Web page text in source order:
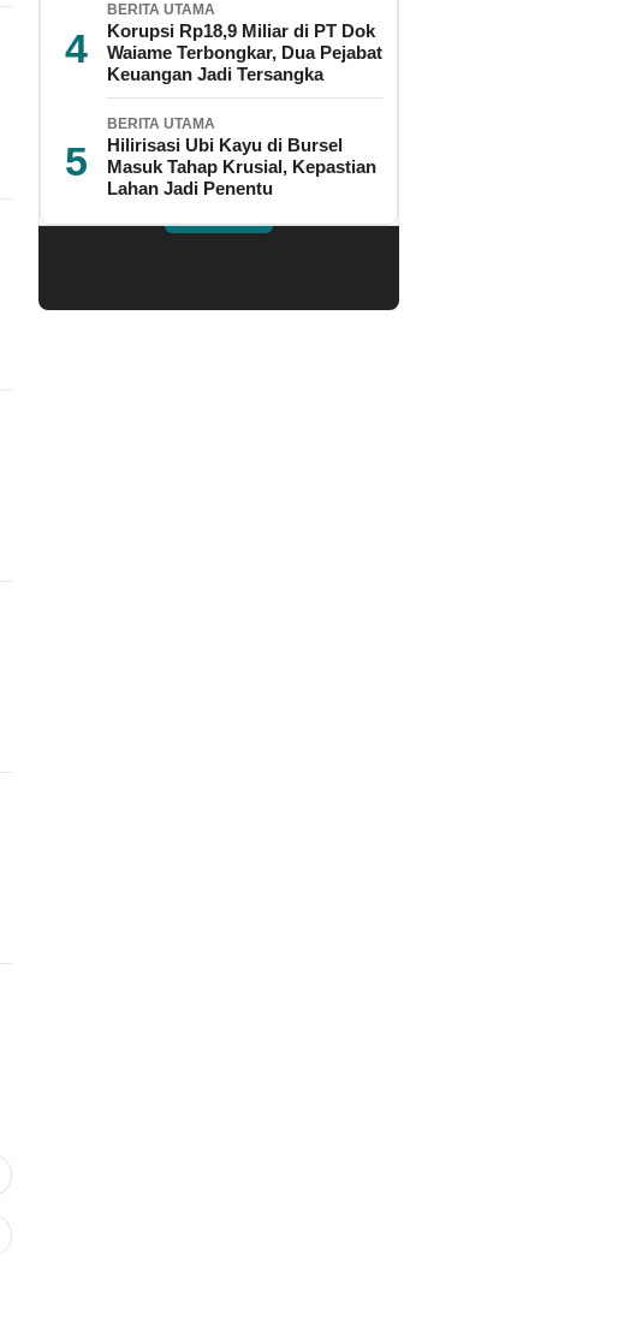
4
BERITA UTAMA
Korupsi Rp18,9 Miliar di PT Dok
Waiame Terbongkar, Dua Pejabat
Keuangan Jadi Tersangka
5
BERITA UTAMA
Hilirisasi Ubi Kayu di Bursel
Masuk Tahap Krusial, Kepastian
Lahan Jadi Penentu